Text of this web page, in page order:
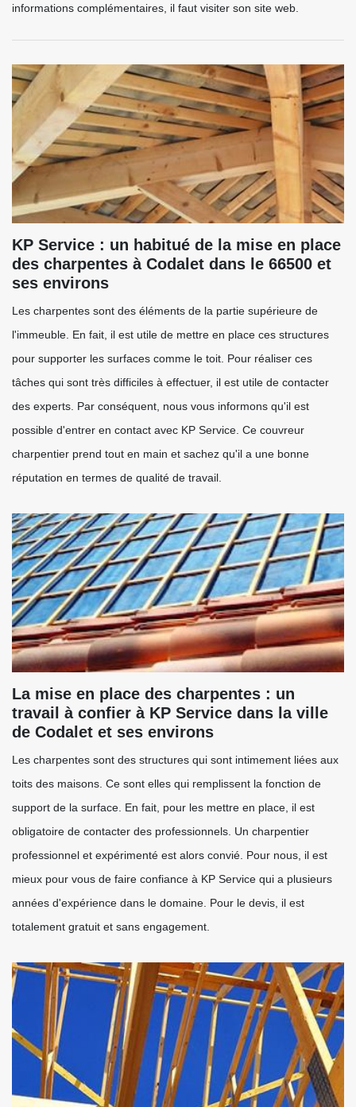
informations complémentaires, il faut visiter son site web.
KP Service : un habitué de la mise en place
des charpentes à Codalet dans le 66500 et
ses environs
Les charpentes sont des éléments de la partie supérieure de
l'immeuble. En fait, il est utile de mettre en place ces structures
pour supporter les surfaces comme le toit. Pour réaliser ces
tâches qui sont très difficiles à effectuer, il est utile de contacter
des experts. Par conséquent, nous vous informons qu'il est
possible d'entrer en contact avec KP Service. Ce couvreur
charpentier prend tout en main et sachez qu'il a une bonne
réputation en termes de qualité de travail.
La mise en place des charpentes : un
travail à confier à KP Service dans la ville
de Codalet et ses environs
Les charpentes sont des structures qui sont intimement liées aux
toits des maisons. Ce sont elles qui remplissent la fonction de
support de la surface. En fait, pour les mettre en place, il est
obligatoire de contacter des professionnels. Un charpentier
professionnel et expérimenté est alors convié. Pour nous, il est
mieux pour vous de faire confiance à KP Service qui a plusieurs
années d'expérience dans le domaine. Pour le devis, il est
totalement gratuit et sans engagement.